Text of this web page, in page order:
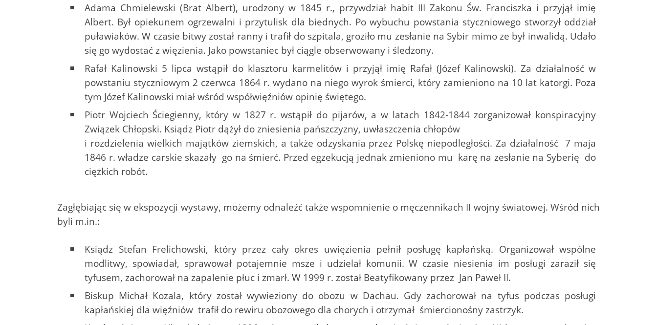
Adama Chmielewski (Brat Albert), urodzony w 1845 r., przywdział habit III Zakonu Św. Franciszka i przyjął imię
Albert. Był opiekunem ogrzewalni i przytulisk dla biednych. Po wybuchu powstania styczniowego stworzył oddział
puławiaków. W czasie bitwy został ranny i trafił do szpitala, groziło mu zesłanie na Sybir mimo ze był inwalidą. Udało
się go wydostać z więzienia. Jako powstaniec był ciągle obserwowany i śledzony.
Rafał Kalinowski 5 lipca wstąpił do klasztoru karmelitów i przyjął imię Rafał (Józef Kalinowski). Za działalność w
powstaniu styczniowym 2 czerwca 1864 r. wydano na niego wyrok śmierci, który zamieniono na 10 lat katorgi. Poza
tym Józef Kalinowski miał wśród współwięźniów opinię świętego.
Piotr Wojciech Ściegienny, który w 1827 r. wstąpił do pijarów, a w latach 1842-1844 zorganizował konspiracyjny
Związek Chłopski. Ksiądz Piotr dążył do zniesienia pańszczyzny, uwłaszczenia chłopów
i rozdzielenia wielkich majątków ziemskich, a także odzyskania przez Polskę niepodległości. Za działalność 7 maja
1846 r. władze carskie skazały go na śmierć. Przed egzekucją jednak zmieniono mu karę na zesłanie na Syberię do
ciężkich robót.
Zagłębiając się w ekspozycji wystawy, możemy odnaleźć także wspomnienie o męczennikach II wojny światowej. Wśród nich
byli m.in.:
Ksiądz Stefan Frelichowski, który przez cały okres uwięzienia pełnił posługę kapłańską. Organizował wspólne
modlitwy, spowiadał, sprawował potajemnie msze i udzielał komunii. W czasie niesienia im posługi zaraził się
tyfusem, zachorował na zapalenie płuc i zmarł. W 1999 r. został Beatyfikowany przez Jan Paweł II.
Biskup Michał Kozala, który został wywieziony do obozu w Dachau. Gdy zachorował na tyfus podczas posługi
kapłańskiej dla więźniów trafił do rewiru obozowego dla chorych i otrzymał śmiercionośny zastrzyk.